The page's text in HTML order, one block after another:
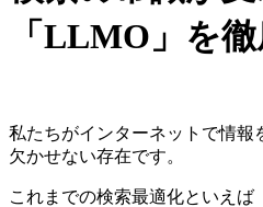
「LLMO」を徹
私たちがインターネットで情報
欠かせない存在です。
これまでの検索最適化といえば